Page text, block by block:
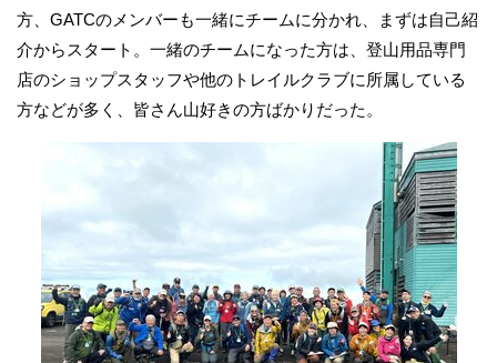
方、GATCのメンバーも一緒にチームに分かれ、まずは自己紹
介からスタート。一緒のチームになった方は、登山用品専門
店のショップスタッフや他のトレイルクラブに所属している
方などが多く、皆さん山好きの方ばかりだった。